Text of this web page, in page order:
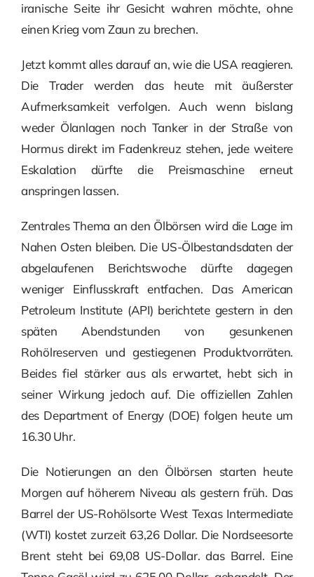
iranische Seite ihr Gesicht wahren möchte, ohne
einen Krieg vom Zaun zu brechen.
Jetzt kommt alles darauf an, wie die USA reagieren.
Die Trader werden das heute mit äußerster
Aufmerksamkeit verfolgen. Auch wenn bislang
weder Ölanlagen noch Tanker in der Straße von
Hormus direkt im Fadenkreuz stehen, jede weitere
Eskalation dürfte die Preismaschine erneut
anspringen lassen.
Zentrales Thema an den Ölbörsen wird die Lage im
Nahen Osten bleiben. Die US-Ölbestandsdaten der
abgelaufenen Berichtswoche dürfte dagegen
weniger Einflusskraft entfachen. Das American
Petroleum Institute (API) berichtete gestern in den
späten Abendstunden von gesunkenen
Rohölreserven und gestiegenen Produktvorräten.
Beides fiel stärker aus als erwartet, hebt sich in
seiner Wirkung jedoch auf. Die offiziellen Zahlen
des Department of Energy (DOE) folgen heute um
16.30 Uhr.
Die Notierungen an den Ölbörsen starten heute
Morgen auf höherem Niveau als gestern früh. Das
Barrel der US-Rohölsorte West Texas Intermediate
(WTI) kostet zurzeit 63,26 Dollar. Die Nordseesorte
Brent steht bei 69,08 US-Dollar. das Barrel. Eine